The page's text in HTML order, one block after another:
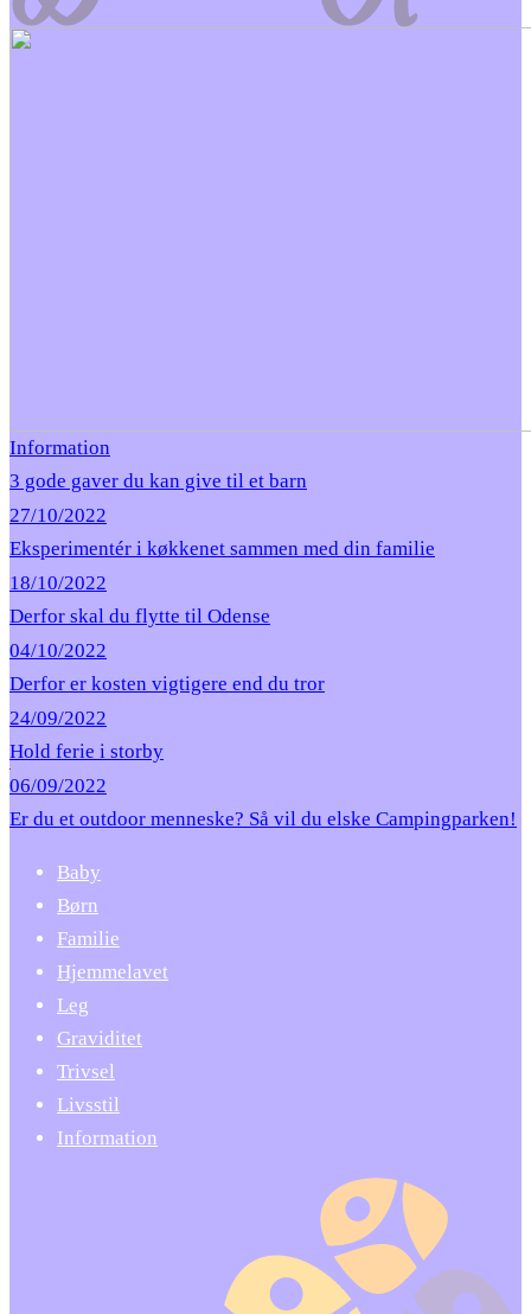
Information
3 gode gaver du kan give til et barn
27/10/2022
Eksperimentér i køkkenet sammen med din familie
18/10/2022
Derfor skal du flytte til Odense
04/10/2022
Derfor er kosten vigtigere end du tror
24/09/2022
Hold ferie i storby
06/09/2022
Er du et outdoor menneske? Så vil du elske Campingparken!
Baby
Børn
Familie
Hjemmelavet
Leg
Graviditet
Trivsel
Livsstil
Information